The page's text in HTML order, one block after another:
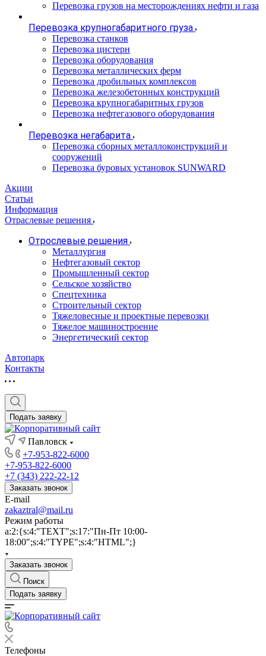
Перевозка грузов на месторождениях нефти и газа
Перевозка крупногабаритного груза
Перевозка станков
Перевозка цистерн
Перевозка оборудования
Перевозка металлических ферм
Перевозка дробильных комплексов
Перевозка железобетонных конструкций
Перевозка крупногабаритных грузов
Перевозка нефтегазового оборудования
Перевозка негабарита
Перевозка сборных металлоконструкций и
сооружений
Перевозка буровых установок SUNWARD
Акции
Статьи
Информация
Отраслевые решения
Отрослевые решения
Металлургия
Нефтегазовый сектор
Промышленный сектор
Сельское хозяйство
Спецтехника
Строительный сектор
Тяжеловесные и проектные перевозки
Тяжелое машиностроение
Энергетический сектор
Автопарк
Контакты
Подать заявку
Павловск
+7-953-822-6000
+7-953-822-6000
+7 (343) 222-22-12
Заказать звонок
E-mail
zakaztral@mail.ru
Режим работы
a:2:{s:4:"TEXT";s:17:"Пн-Пт 10:00-
18:00";s:4:"TYPE";s:4:"HTML";}
Заказать звонок
Поиск
Подать заявку
Телефоны